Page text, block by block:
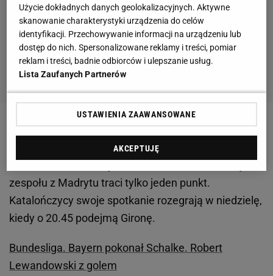
Po pięciu rozegranych spotkaniach Real prowadzi w
tabeli z dorobkiem 13 punktów. Druga jest
zespołu z Madrytu traci tylko jeden punkt.
Katalończycy swoje spotkanie rozegrają w niedzielę,
kiedy o 20.45 podejmą Gironę.
Bundesliga. Bayern pokonał Schalke. Robert
Lewandowski z golem
Użycie dokładnych danych geolokalizacyjnych. Aktywne
skanowanie charakterystyki urządzenia do celów
identyfikacji. Przechowywanie informacji na urządzeniu lub
dostęp do nich. Spersonalizowane reklamy i treści, pomiar
reklam i treści, badnie odbiorców i ulepszanie usług.
Lista Zaufanych Partnerów
USTAWIENIA ZAAWANSOWANE
AKCEPTUJĘ